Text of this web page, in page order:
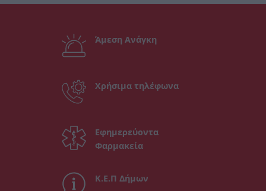
Άμεση Ανάγκη
Χρήσιμα τηλέφωνα
Εφημερεύοντα
Φαρμακεία
Κ.Ε.Π Δήμων